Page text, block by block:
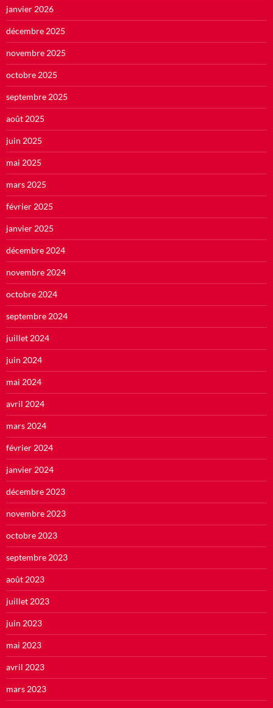
janvier 2026
décembre 2025
novembre 2025
octobre 2025
septembre 2025
août 2025
juin 2025
mai 2025
mars 2025
février 2025
janvier 2025
décembre 2024
novembre 2024
octobre 2024
septembre 2024
juillet 2024
juin 2024
mai 2024
avril 2024
mars 2024
février 2024
janvier 2024
décembre 2023
novembre 2023
octobre 2023
septembre 2023
août 2023
juillet 2023
juin 2023
mai 2023
avril 2023
mars 2023